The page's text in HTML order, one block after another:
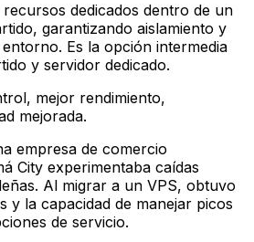
dedicados dentro de un
garantizando aislamiento y
Es la opción intermedia
y servidor dedicado.
mejor rendimiento,
mejorada.
empresa de comercio
City experimentaba caídas
Al migrar a un VPS, obtuvo
y la capacidad de manejar picos
de servicio.